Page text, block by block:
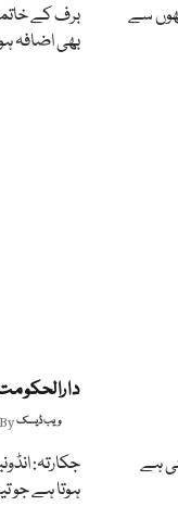
سے
برف کے
بھی اضافہ
ہے
Byویب ڈیسک
جکارتہ:
ہوتا ہے